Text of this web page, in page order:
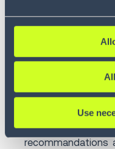
Use
Archer Studio
Propose un
concevoir, de
workflows
Archer Assistant
Fournit des
recommandations